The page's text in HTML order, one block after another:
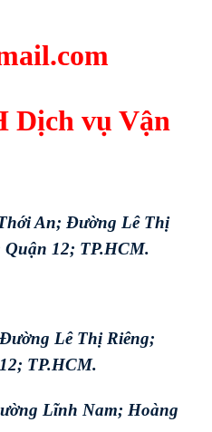
Dịch vụ Vận
An; Đường Lê Thị
12; TP.HCM.
Lê Thị Riêng;
TP.HCM.
Lĩnh Nam; Hoàng